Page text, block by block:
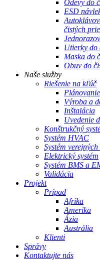
Odevy do
ESD
čistých
Utierky do
Maska do
Obuv do
Naše služby
Riešenie na kľúč
Výroba a
Inštalácia
Uvedenie
Konštrukčný
Systém HVAC
Systém verejných
Elektrický systém
Systém BMS a
Validácia
Projekt
Prípad
Afrika
Amerika
Ázia
Austrália
Klienti
Správy
Kontaktujte nás